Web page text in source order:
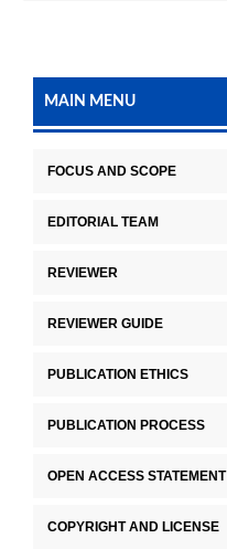
MAIN MENU
FOCUS AND SCOPE
EDITORIAL TEAM
REVIEWER
REVIEWER GUIDE
PUBLICATION ETHICS
PUBLICATION PROCESS
OPEN ACCESS STATEMENT
COPYRIGHT AND LICENSE